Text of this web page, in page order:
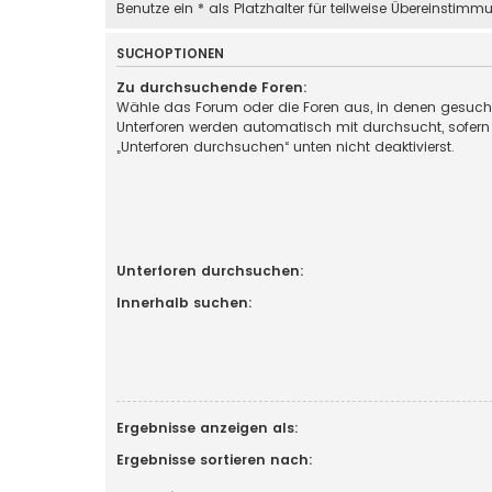
Benutze ein * als Platzhalter für teilweise
SUCHOPTIONEN
Zu durchsuchende Foren:
Wähle das Forum oder die Foren aus, in denen
Unterforen werden automatisch mit durchsucht,
„Unterforen durchsuchen“ unten nicht deaktivierst.
Unterforen durchsuchen:
Innerhalb suchen:
Ergebnisse anzeigen als:
Ergebnisse sortieren nach: